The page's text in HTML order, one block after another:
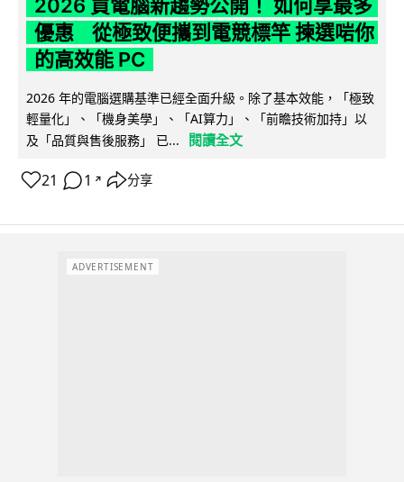
2026 買電腦新趨勢公開！ 如何享最多
優惠 從極致便攜到電競標竿 揀選啱你
的高效能 PC
2026 年的電腦選購基準已經全面升級。除了基本效能，「極致
輕量化」、「機身美學」、「AI算力」、「前瞻技術加持」以
及「品質與售後服務」 已...
閱讀全文
21 1 ↗ 分享
ADVERTISEMENT